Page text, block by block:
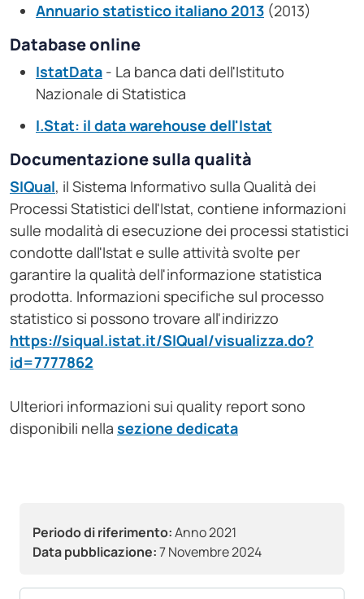
Periodo di riferimento:Anno 2021
Data pubblicazione:7 Novembre 2024
Annuario statistico italiano 2013 (2013)
Database online
IstatData - La banca dati dell'Istituto
Nazionale di Statistica
I.Stat: il data warehouse dell'Istat
Documentazione sulla qualità
SIQual, il Sistema Informativo sulla Qualità dei
Processi Statistici dell'Istat, contiene informazioni
sulle modalità di esecuzione dei processi statistici
condotte dall'Istat e sulle attività svolte per
garantire la qualità dell'informazione statistica
prodotta. Informazioni specifiche sul processo
statistico si possono trovare all'indirizzo
https://siqual.istat.it/SIQual/visualizza.do?
id=7777862
Ulteriori informazioni sui quality report sono
disponibili nella sezione dedicata